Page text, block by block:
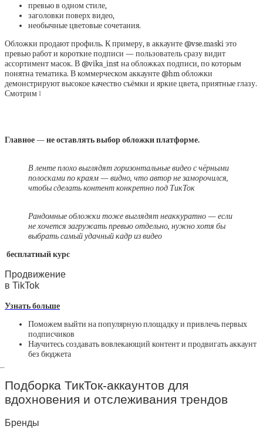
превью в одном стиле,
заголовки поверх видео,
необычные цветовые сочетания.
Обложки продают профиль. К примеру, в аккаунте @vse.maski это
превью работ и короткие подписи — пользователь сразу видит
ассортимент масок. В @vika_inst на обложках подписи, по которым
понятна тематика. В коммерческом аккаунте @hm обложки
демонстрируют высокое качество съёмки и яркие цвета, приятные глазу.
Смотрим ↓
Главное — не оставлять выбор обложки платформе.
В ленте плохо выглядят горизонтальные видео с чёрными
полосками по краям — видно, что автор не заморочился,
чтобы сделать контент конкретно под ТикТок
Рандомные обложки тоже выглядят неаккуратно — если
не хочется загружать превью отдельно, нужно хотя бы
выбрать самый удачный кадр из видео
бесплатный курс
Продвижение
в TikTok
Узнать больше
Поможем выйти на популярную площадку и привлечь первых
подписчиков
Научитесь создавать вовлекающий контент и продвигать аккаунт
без бюджета
Подборка ТикТок-аккаунтов для
вдохновения и отслеживания трендов
Бренды